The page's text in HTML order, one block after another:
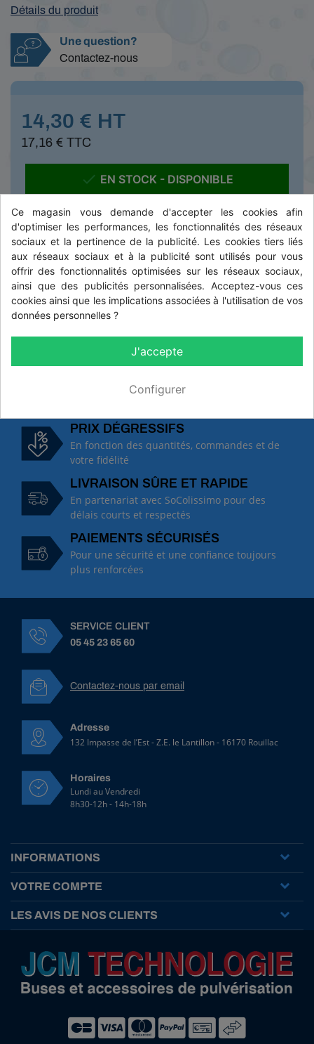
Détails du produit
Une question?
Contactez-nous
14,30 € HT
17,16 € TTC
 EN STOCK - DISPONIBLE
- +
AJOUTER AU PANIER
PRIX DÉGRESSIFS
En fonction des quantités, commandes et de
votre fidélité
LIVRAISON SÛRE ET RAPIDE
En partenariat avec SoColissimo pour des
délais courts et respectés
PAIEMENTS SÉCURISÉS
Pour une sécurité et une confiance toujours
plus renforcées
SERVICE CLIENT
05 45 23 65 60
Contactez-nous par email
Adresse
132 Impasse de l’Est - Z.E. le Lantillon - 16170 Rouillac
Horaires
Lundi au Vendredi
8h30-12h - 14h-18h
INFORMATIONS
VOTRE COMPTE
LES AVIS DE NOS CLIENTS
Ce magasin vous demande d'accepter les cookies afin
d'optimiser les performances, les fonctionnalités des réseaux
sociaux et la pertinence de la publicité. Les cookies tiers liés
aux réseaux sociaux et à la publicité sont utilisés pour vous
offrir des fonctionnalités optimisées sur les réseaux sociaux,
ainsi que des publicités personnalisées. Acceptez-vous ces
cookies ainsi que les implications associées à l'utilisation de vos
données personnelles ?
J'accepte
Configurer